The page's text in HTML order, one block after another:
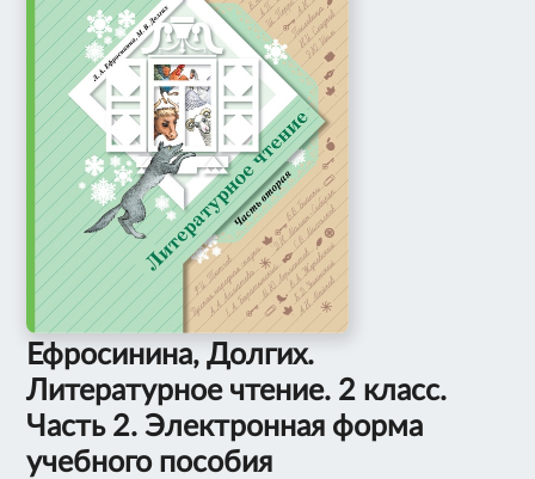
Ефросинина, Долгих.
Литературное чтение. 2 класс.
Часть 2. Электронная форма
учебного пособия